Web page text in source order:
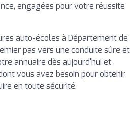
engagées pour votre réussite
auto-écoles à Département de
pas vers une conduite sûre et
annuaire dès aujourd'hui et
vous avez besoin pour obtenir
en toute sécurité.